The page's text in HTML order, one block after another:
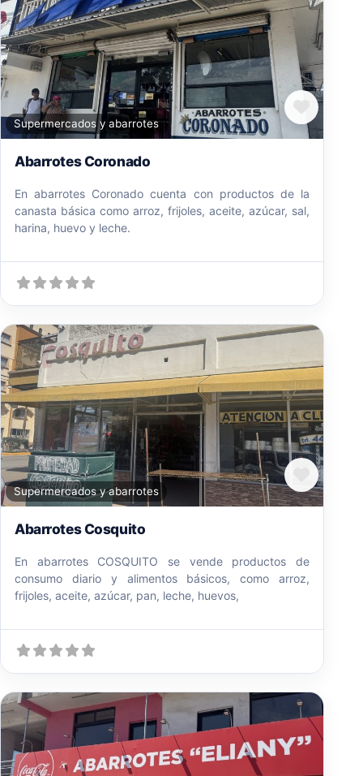
Supermercados y abarrotes
Abarrotes Coronado
En abarrotes Coronado cuenta con productos de la
canasta básica como arroz, frijoles, aceite, azúcar, sal,
harina, huevo y leche.
Supermercados y abarrotes
Abarrotes Cosquito
En abarrotes COSQUITO se vende productos de
consumo diario y alimentos básicos, como arroz,
frijoles, aceite, azúcar, pan, leche, huevos,